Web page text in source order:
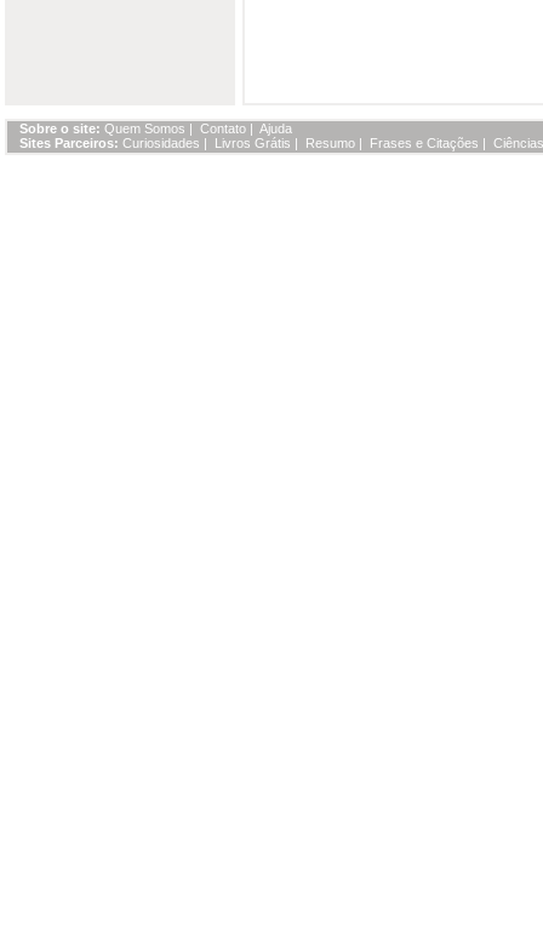
Sobre o site: Quem Somos | Contato | Ajuda
Sites Parceiros: Curiosidades | Livros Grátis | Resumo | Frases e Citações |